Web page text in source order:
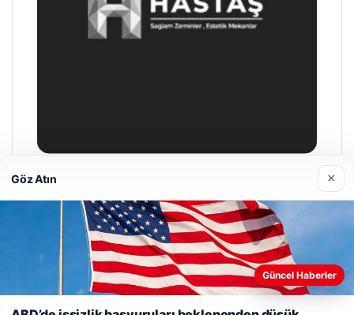
Prenses Night Club
29/04/2026
Web sitemizi nasıl kullandığınızı daha iyi anlayabilmek,
deneyiminizi kişiselleştirmek ve geliştirmek amacıyla çerezler
Göz Atın ×
Güncel Haberler